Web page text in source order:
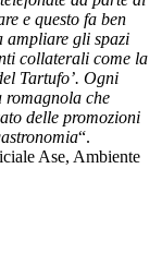
e questo fa ben
ampliare gli spazi
collaterali come la
Tartufo’. Ogni
romagnola che
delle promozioni
“.
Ase, Ambiente